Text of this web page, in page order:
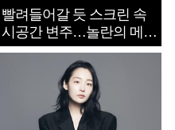
빨려들어갈 듯 스크린 속
시공간 변주…놀란의 메시
지는 ‘전쟁 속죄’